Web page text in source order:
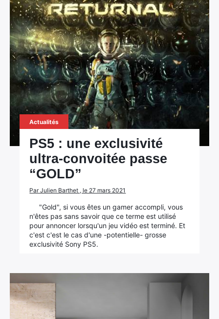
Actualités
PS5 : une exclusivité
ultra-convoitée passe
“GOLD”
Par Julien Barthet , le 27 mars 2021
"Gold", si vous êtes un gamer accompli, vous
n'êtes pas sans savoir que ce terme est utilisé
pour annoncer lorsqu'un jeu vidéo est terminé. Et
c'est c'est le cas d'une -potentielle- grosse
exclusivité Sony PS5.